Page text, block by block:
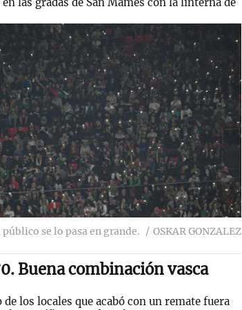
público se lo pasa en grande. OSKAR GONZALEZ
Buena combinación vasca
de los locales que acabó con un remate fuera